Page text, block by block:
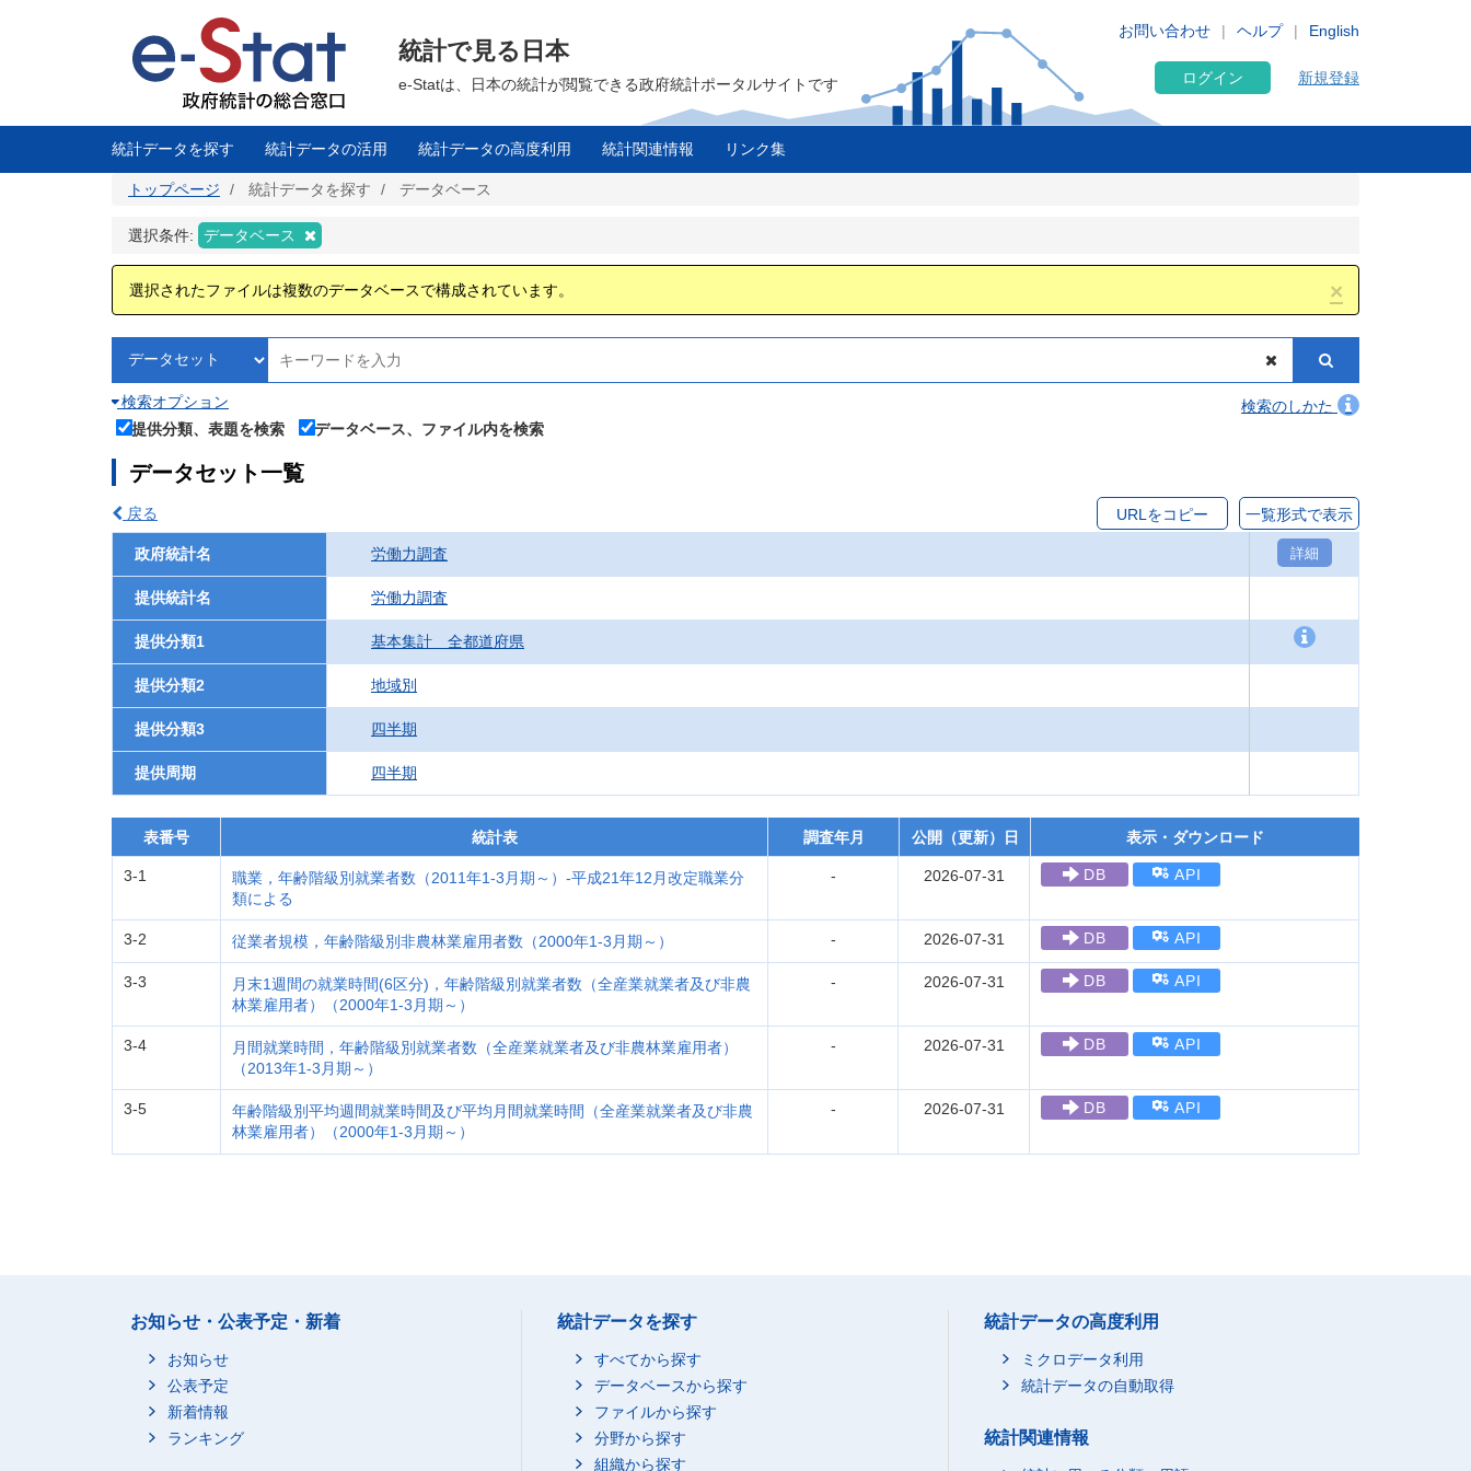
に
English
お問い合わせ ヘルプ
統計で見る日本
e-Statは、日本の統計が閲覧できる政府統計ポータルサイトです ログイン 新規登録
統計データを探す 統計データの活用 統計データの高度利用 統計関連情報 リンク集
トップページ 統計データを探す データベース
選択条件: データベース
×
選択されたファイルは複数のデータベースで構成されています。
検索オプション
検索のしかた
提供分類、表題を検索
データベース、ファイル内を検索
データセット一覧
戻る URLをコピー 一覧形式で表示
政府統計名 労働力調査 詳細
提供統計名 労働力調査
提供分類1 基本集計 全都道府県
提供分類2 地域別
提供分類3 四半期
提供周期 四半期
表番号 統計表 調査年月 公開（更新）日 表示・ダウンロード
3-1
職業，年齢階級別就業者数（2011年1-3月期～）-平成21年12月改定職業分
類による
- 2026-07-31 DB API
3-2 従業者規模，年齢階級別非農林業雇用者数（2000年1-3月期～） - 2026-07-31 DB API
3-3
月末1週間の就業時間(6区分)，年齢階級別就業者数（全産業就業者及び非農
林業雇用者）（2000年1-3月期～）
- 2026-07-31 DB API
3-4
月間就業時間，年齢階級別就業者数（全産業就業者及び非農林業雇用者）
（2013年1-3月期～）
- 2026-07-31 DB API
3-5
年齢階級別平均週間就業時間及び平均月間就業時間（全産業就業者及び非農
林業雇用者）（2000年1-3月期～）
- 2026-07-31 DB API
お知らせ・公表予定・新着
お知らせ
公表予定
新着情報
ランキング
統計データを探す
すべてから探す
データベースから探す
ファイルから探す
分野から探す
組織から探す
統計データの高度利用
ミクロデータ利用
統計データの自動取得
統計関連情報